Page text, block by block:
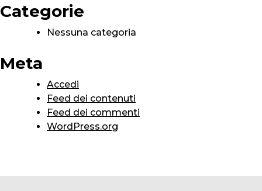
Categorie
Nessuna categoria
Meta
Accedi
Feed dei contenuti
Feed dei commenti
WordPress.org